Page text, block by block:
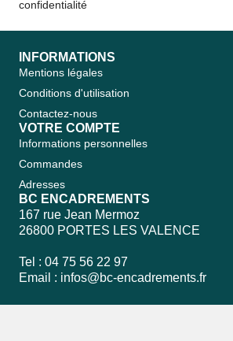
confidentialité
INFORMATIONS
Mentions légales
Conditions d'utilisation
Contactez-nous
VOTRE COMPTE
Informations personnelles
Commandes
Adresses
BC ENCADREMENTS
167 rue Jean Mermoz
26800 PORTES LES VALENCE
Tel : 04 75 56 22 97
Email : infos@bc-encadrements.fr